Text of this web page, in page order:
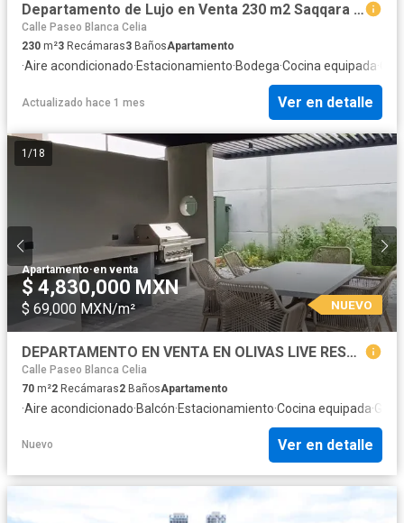
Departamento de Lujo en Venta 230 m2 Saqqara Jardines del Campestre
Calle Paseo Blanca Celia
230 m²3 Recámaras3 BañosApartamento
·Aire acondicionado·Estacionamiento·Bodega·Cocina equipada
Actualizado hace 1 mes Ver en detalle
1 /18
Apartamento·en venta
$ 4,830,000 MXN
$ 69,000 MXN/m² NUEVO
DEPARTAMENTO EN VENTA EN OLIVAS LIVE RESORT EN GUADALUPE NL
Calle Paseo Blanca Celia
70 m²2 Recámaras2 BañosApartamento
·Aire acondicionado·Balcón·Estacionamiento·Cocina equipada·
Nuevo Ver en detalle